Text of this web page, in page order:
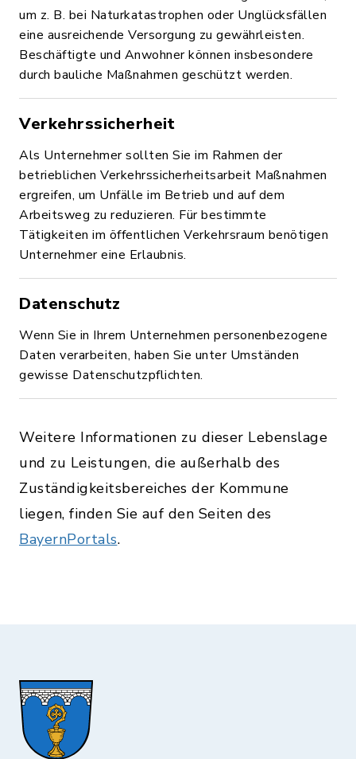
um z. B. bei Naturkatastrophen oder Unglücksfällen
eine ausreichende Versorgung zu gewährleisten.
Beschäftigte und Anwohner können insbesondere
durch bauliche Maßnahmen geschützt werden.
Verkehrssicherheit
Als Unternehmer sollten Sie im Rahmen der
betrieblichen Verkehrssicherheitsarbeit Maßnahmen
ergreifen, um Unfälle im Betrieb und auf dem
Arbeitsweg zu reduzieren. Für bestimmte
Tätigkeiten im öffentlichen Verkehrsraum benötigen
Unternehmer eine Erlaubnis.
Datenschutz
Wenn Sie in Ihrem Unternehmen personenbezogene
Daten verarbeiten, haben Sie unter Umständen
gewisse Datenschutzpflichten.
Weitere Informationen zu dieser Lebenslage
und zu Leistungen, die außerhalb des
Zuständigkeitsbereiches der Kommune
liegen, finden Sie auf den Seiten des
BayernPortals.